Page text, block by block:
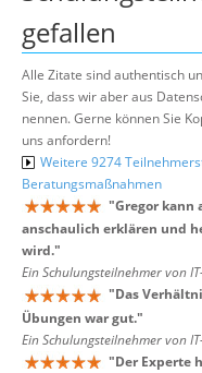
gefallen
Alle Zitate sind authentisch
Sie, dass wir aber aus
nennen. Gerne können Sie
uns anfordern!
Weitere 9274
Beratungsmaßnahmen
"Gregor kann
anschaulich erklären und
wird."
Ein Schulungsteilnehmer von
"Das
Übungen war gut."
Ein Schulungsteilnehmer von
"Der Experte